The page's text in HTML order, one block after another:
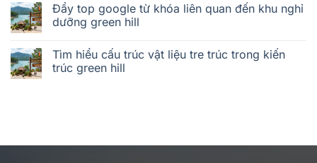
Đẩy top google từ khóa liên quan đến khu nghỉ
dưỡng green hill
Tìm hiểu cấu trúc vật liệu tre trúc trong kiến
trúc green hill